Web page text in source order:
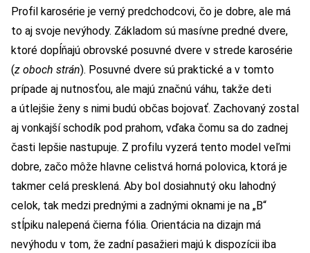
Profil karosérie je verný predchodcovi, čo je dobre, ale má
to aj svoje nevýhody. Základom sú masívne predné dvere,
ktoré dopĺňajú obrovské posuvné dvere v strede karosérie
(z oboch strán). Posuvné dvere sú praktické a v tomto
prípade aj nutnosťou, ale majú značnú váhu, takže deti
a útlejšie ženy s nimi budú občas bojovať. Zachovaný zostal
aj vonkajší schodík pod prahom, vďaka čomu sa do zadnej
časti lepšie nastupuje. Z profilu vyzerá tento model veľmi
dobre, začo môže hlavne celistvá horná polovica, ktorá je
takmer celá presklená. Aby bol dosiahnutý oku lahodný
celok, tak medzi prednými a zadnými oknami je na „B“
stĺpiku nalepená čierna fólia. Orientácia na dizajn má
nevýhodu v tom, že zadní pasažieri majú k dispozícii iba